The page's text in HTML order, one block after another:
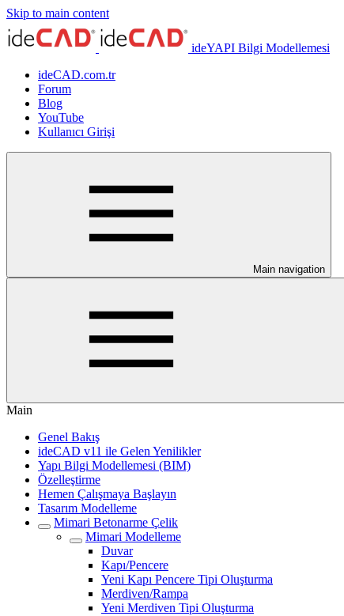
Skip to main content
ideYAPI Bilgi Modellemesi
ideCAD.com.tr
Forum
Blog
YouTube
Kullanıcı Girişi
Main navigation
Main
Genel Bakış
ideCAD v11 ile Gelen Yenilikler
Yapı Bilgi Modellemesi (BIM)
Özelleştirme
Hemen Çalışmaya Başlayın
Tasarım Modelleme
Mimari Betonarme Çelik
Mimari Modelleme
Duvar
Kapı/Pencere
Yeni Kapı Pencere Tipi Oluşturma
Merdiven/Rampa
Yeni Merdiven Tipi Oluşturma